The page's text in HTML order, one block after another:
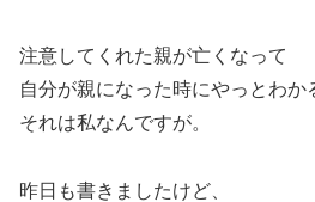
注意してくれた親が亡くなって
自分が親になった時にやっとわか
それは私なんですが。
昨日も書きましたけど、